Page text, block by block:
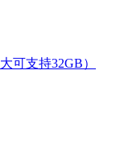
可支持32GB）